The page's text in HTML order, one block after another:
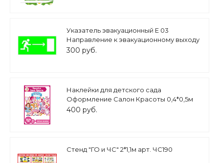
Указатель эвакуационный Е 03
Направление к эвакуационному выходу
направо арт. 3118
300 руб.
Наклейки для детского сада
Оформление Салон Красоты 0,4*0,5м
арт.Н2610
400 руб.
Стенд "ГО и ЧС" 2*1,1м арт. ЧС190